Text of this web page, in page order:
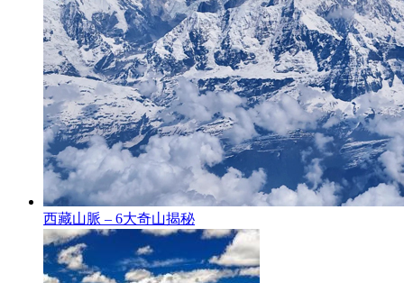
西藏山脈 – 6大奇山揭秘